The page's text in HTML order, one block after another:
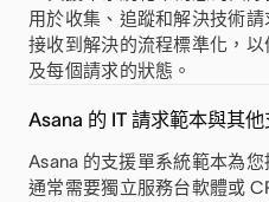
用於收集、追蹤和解決技術
接收到解決的流程標準化，
及每個請求的狀態。
Asana 的 IT 請求範本與其
Asana 的支援單系統範本為
通常需要獨立服務台軟體或